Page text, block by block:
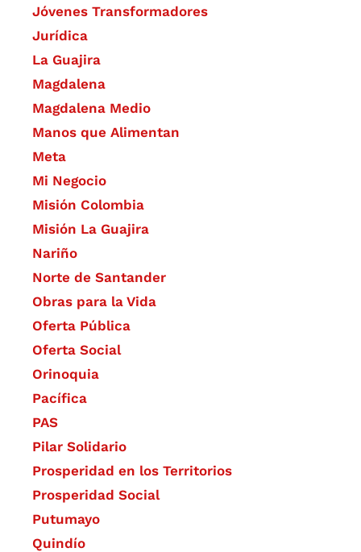
Jóvenes Transformadores
Jurídica
La Guajira
Magdalena
Magdalena Medio
Manos que Alimentan
Meta
Mi Negocio
Misión Colombia
Misión La Guajira
Nariño
Norte de Santander
Obras para la Vida
Oferta Pública
Oferta Social​​
Orinoquia
Pacífica
PAS
Pilar Solidario
Prosperidad en los Territorios
Prosperidad Social
Putumayo
Quindío